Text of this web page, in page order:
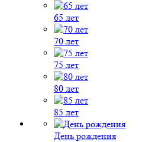
65 лет
70 лет
75 лет
80 лет
85 лет
День рождения